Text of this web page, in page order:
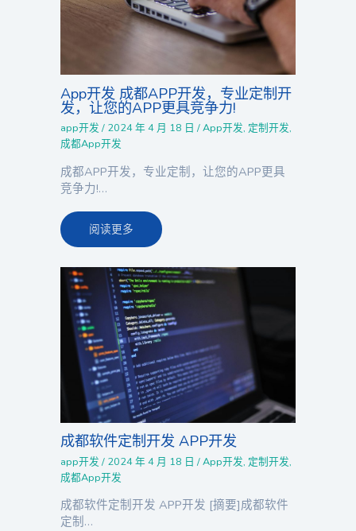
App开发 成都APP开发，专业定制开
发，让您的APP更具竞争力!
app开发 / 2024 年 4 月 18 日/App开发, 定制开发,
成都App开发
成都APP开发，专业定制，让您的APP更具
竞争力!…
阅读更多
成都软件定制开发 APP开发
app开发 / 2024 年 4 月 18 日/App开发, 定制开发,
成都App开发
成都软件定制开发 APP开发 [摘要]成都软件
定制…